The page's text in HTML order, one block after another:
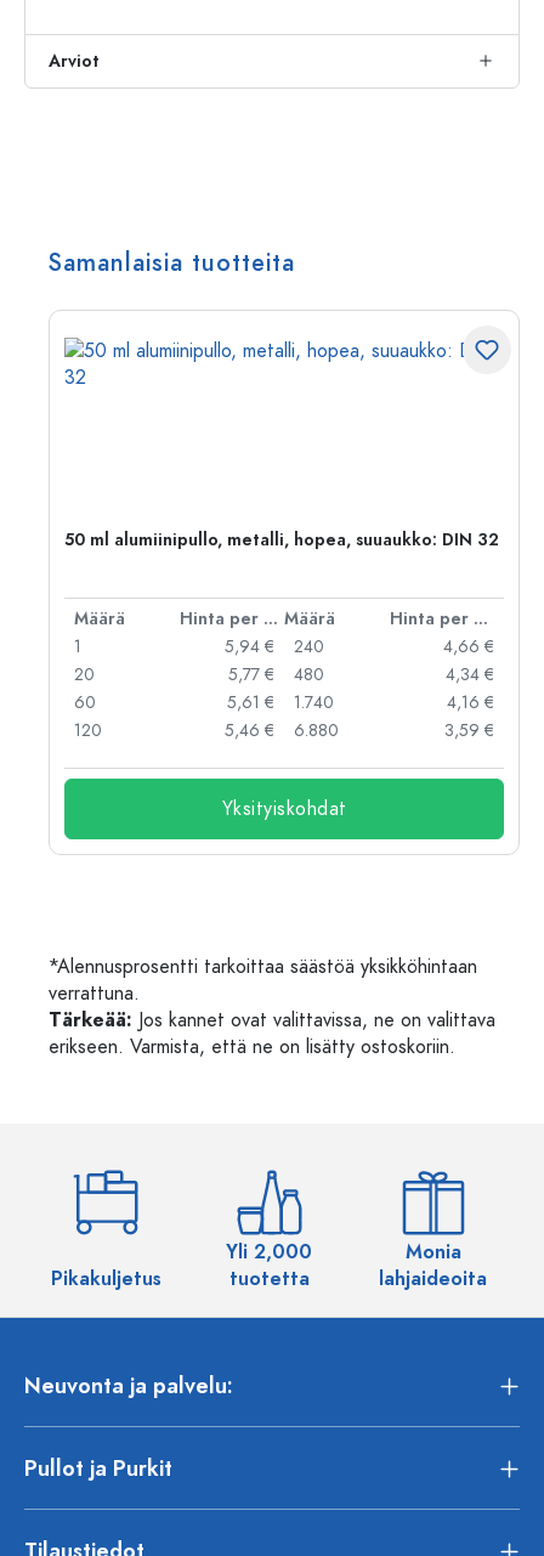
Arviot
Samanlaisia tuotteita
50 ml alumiinipullo, metalli, hopea, suuaukko: DIN 32
Määrä Hinta per kpl Määrä
Hinta per kpl
1
5,94 €
20
5,77 €
60
5,61 €
120
5,46 €
240
4,66 €
480
4,34 €
1.740
4,16 €
6.880
3,59 €
Yksityiskohdat
*Alennusprosentti tarkoittaa säästöä yksikköhintaan
verrattuna.
Tärkeää: Jos kannet ovat valittavissa, ne on valittava
erikseen. Varmista, että ne on lisätty ostoskoriin.
Pikakuljetus
Yli 2,000
tuotetta
Monia
lahjaideoita
Neuvonta ja palvelu:
Pullot ja Purkit
Tilaustiedot